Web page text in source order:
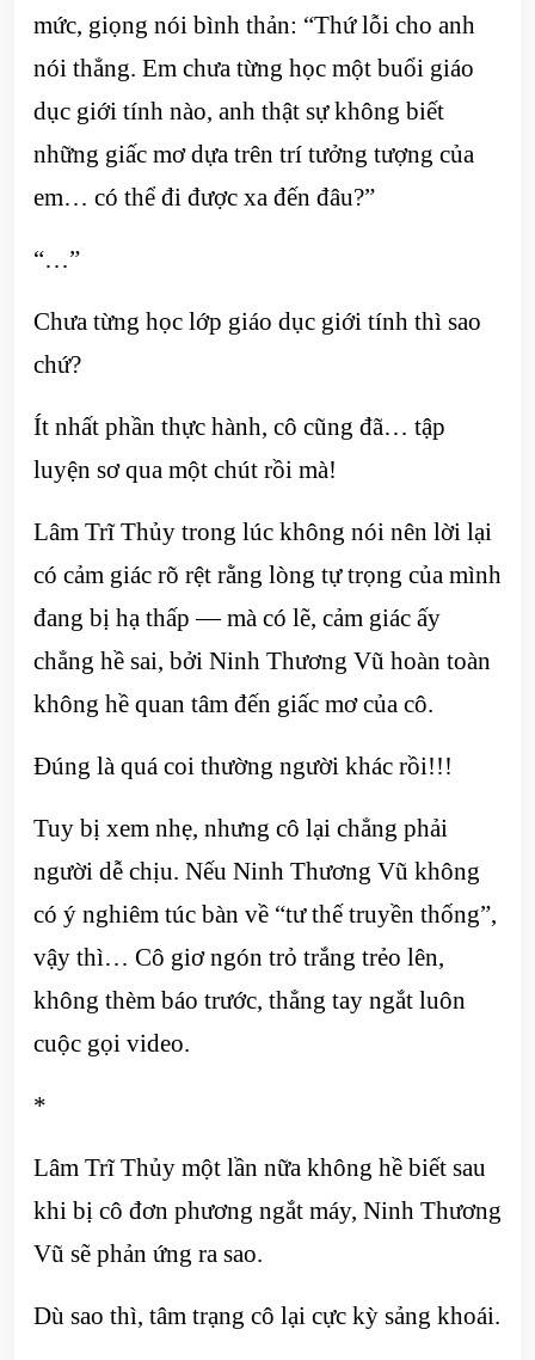
mức, giọng nói bình thản: “Thứ lỗi cho anh
nói thẳng. Em chưa từng học một buổi giáo
dục giới tính nào, anh thật sự không biết
những giấc mơ dựa trên trí tưởng tượng của
em… có thể đi được xa đến đâu?”
“…”
Chưa từng học lớp giáo dục giới tính thì sao
chứ?
Ít nhất phần thực hành, cô cũng đã… tập
luyện sơ qua một chút rồi mà!
Lâm Trĩ Thủy trong lúc không nói nên lời lại
có cảm giác rõ rệt rằng lòng tự trọng của mình
đang bị hạ thấp — mà có lẽ, cảm giác ấy
chẳng hề sai, bởi Ninh Thương Vũ hoàn toàn
không hề quan tâm đến giấc mơ của cô.
Đúng là quá coi thường người khác rồi!!!
Tuy bị xem nhẹ, nhưng cô lại chẳng phải
người dễ chịu. Nếu Ninh Thương Vũ không
có ý nghiêm túc bàn về “tư thế truyền thống”,
vậy thì… Cô giơ ngón trỏ trắng trẻo lên,
không thèm báo trước, thẳng tay ngắt luôn
cuộc gọi video.
*
Lâm Trĩ Thủy một lần nữa không hề biết sau
khi bị cô đơn phương ngắt máy, Ninh Thương
Vũ sẽ phản ứng ra sao.
Dù sao thì, tâm trạng cô lại cực kỳ sảng khoái.